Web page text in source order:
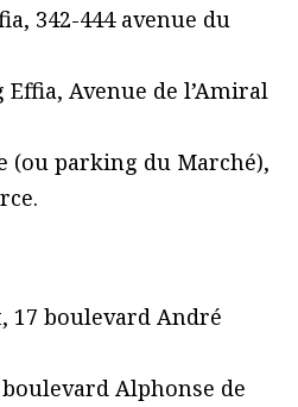
342-444 avenue du
Effia, Avenue de l’Amiral
(ou parking du Marché),
17 boulevard André
Alphonse de